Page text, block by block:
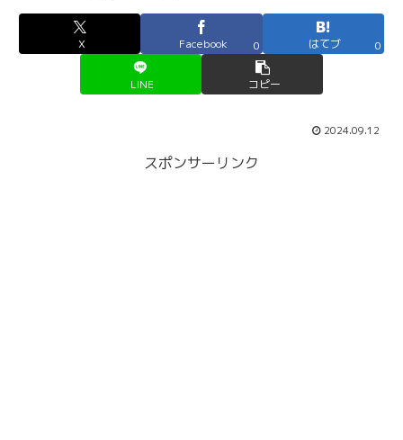
X Facebook 0 はてブ 0
LINE コピー
2024.09.12
スポンサーリンク